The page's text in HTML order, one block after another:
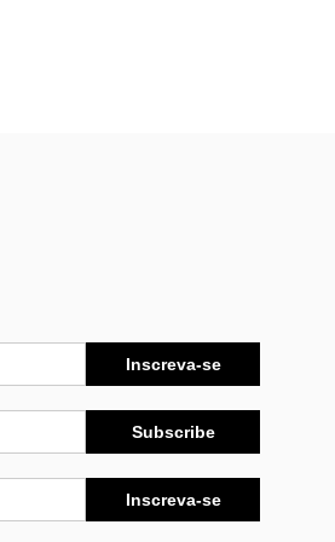
Inscreva-se
Subscribe
Inscreva-se